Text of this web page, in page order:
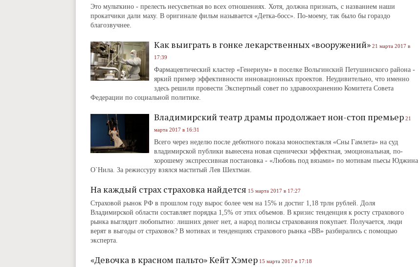
Это мульткино - прелесть несусветная во всех отношениях. Хотя, должна признать, с названием наши
прокатчики дали маху. В оригинале фильм называется «Детка-босс». По-моему, так было бы гораздо
благозвучнее.
Как выиграть в гонке лекарственных «вооружений» 21 марта 2017 в
17:39
Фармацевтический кластер «Генериум» в поселке Вольгинский Петушинского района -
яркий пример эффективности инновационных проектов. Неудивительно, что именно
здесь решили провести Экспертный совет по здравоохранению Комитета Совета
Федерации по социальной политике.
Владимирский театр драмы продолжает нон-стоп премьер 21
марта 2017 в 16:31
Всего через неделю после дебютного показа моноспектакля «Сны Гамлета» на суд
владимирской публики вынесена новая сценически эффектная, эмоциональная, по-
хорошему экспрессивная постановка - «Любовь под вязами» по мотивам пьесы Юджина
О`Нила. За режиссуру взялся маститый Лев Шехтман.
На каждый страх страховка найдется 15 марта 2017 в 17:27
Страховой рынок РФ в прошлом году вырос более чем на 15% и достиг 1,18 трлн рублей. Доля
Владимирской области составляет порядка 1,5% от этих объемов. В кризис тенденция к росту страхового
рынка выглядит любопытно: лишних денег нет, а народ полисы страхования покупает. Получается, люди
верят в выгоды от страховок? В мотивах и тенденциях страхового рынка «ВВ» разбирались с помощью
эксперта.
«Девочка в красном пальто» Кейт Хэмер 15 марта 2017 в 17:18